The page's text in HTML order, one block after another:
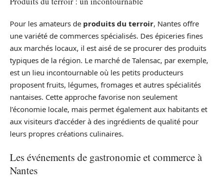
Pour les amateurs de produits du terroir, Nantes offre
une variété de commerces spécialisés. Des épiceries fines
aux marchés locaux, il est aisé de se procurer des produits
typiques de la région. Le marché de Talensac, par exemple,
est un lieu incontournable où les petits producteurs
proposent fruits, légumes, fromages et autres spécialités
nantaises. Cette approche favorise non seulement
l’économie locale, mais permet également aux habitants et
aux visiteurs d’accéder à des ingrédients de qualité pour
leurs propres créations culinaires.
Les événements de gastronomie et commerce à
Nantes